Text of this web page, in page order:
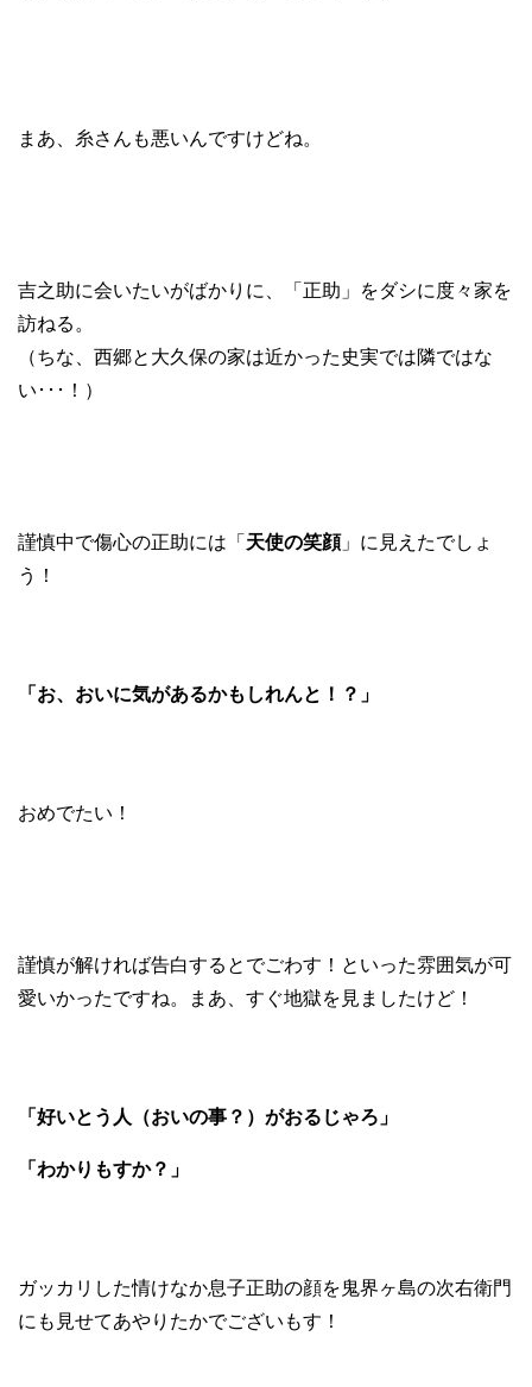
まあ、糸さんも悪いんですけどね。
吉之助に会いたいがばかりに、「正助」をダシに度々家を
訪ねる。
（ちな、西郷と大久保の家は近かった史実では隣ではな
い･･･！）
謹慎中で傷心の正助には「 天使の笑顔」に見えたでしょ
う！
「お、おいに気があるかもしれんと！？」
おめでたい！
謹慎が解ければ告白するとでごわす！といった雰囲気が可
愛いかったですね。まあ、すぐ地獄を見ましたけど！
「好いとう人（おいの事？）がおるじゃろ」
「わかりもすか？」
ガッカリした情けなか息子正助の顔を鬼界ヶ島の次右衛門
にも見せてあやりたかでございもす！